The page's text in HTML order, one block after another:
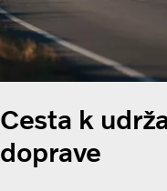
Cesta k
doprave